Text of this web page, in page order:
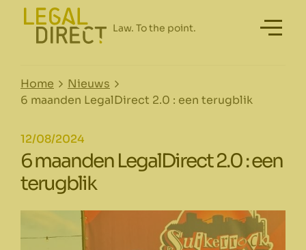
Home
Nieuws
6 maanden LegalDirect 2.0 : een terugblik
6 maanden LegalDirect 2.0 : een
terugblik
12/08/2024